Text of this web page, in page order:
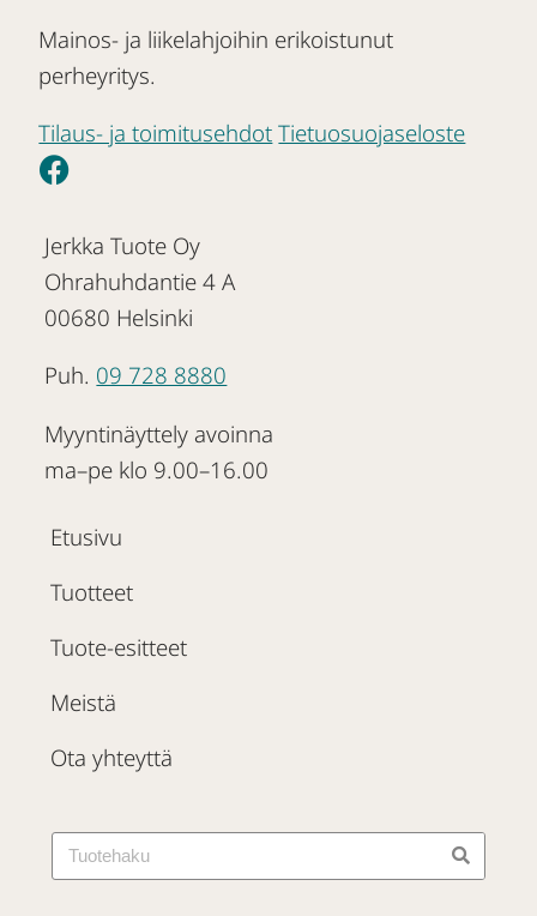
Mainos- ja liikelahjoihin erikoistunut
perheyritys.
Tilaus- ja toimitusehdot Tietuosuojaseloste
Jerkka Tuote Oy
Ohrahuhdantie 4 A
00680 Helsinki
Puh. 09 728 8880
Myyntinäyttely avoinna
ma–pe klo 9.00–16.00
Etusivu
Tuotteet
Tuote-esitteet
Meistä
Ota yhteyttä